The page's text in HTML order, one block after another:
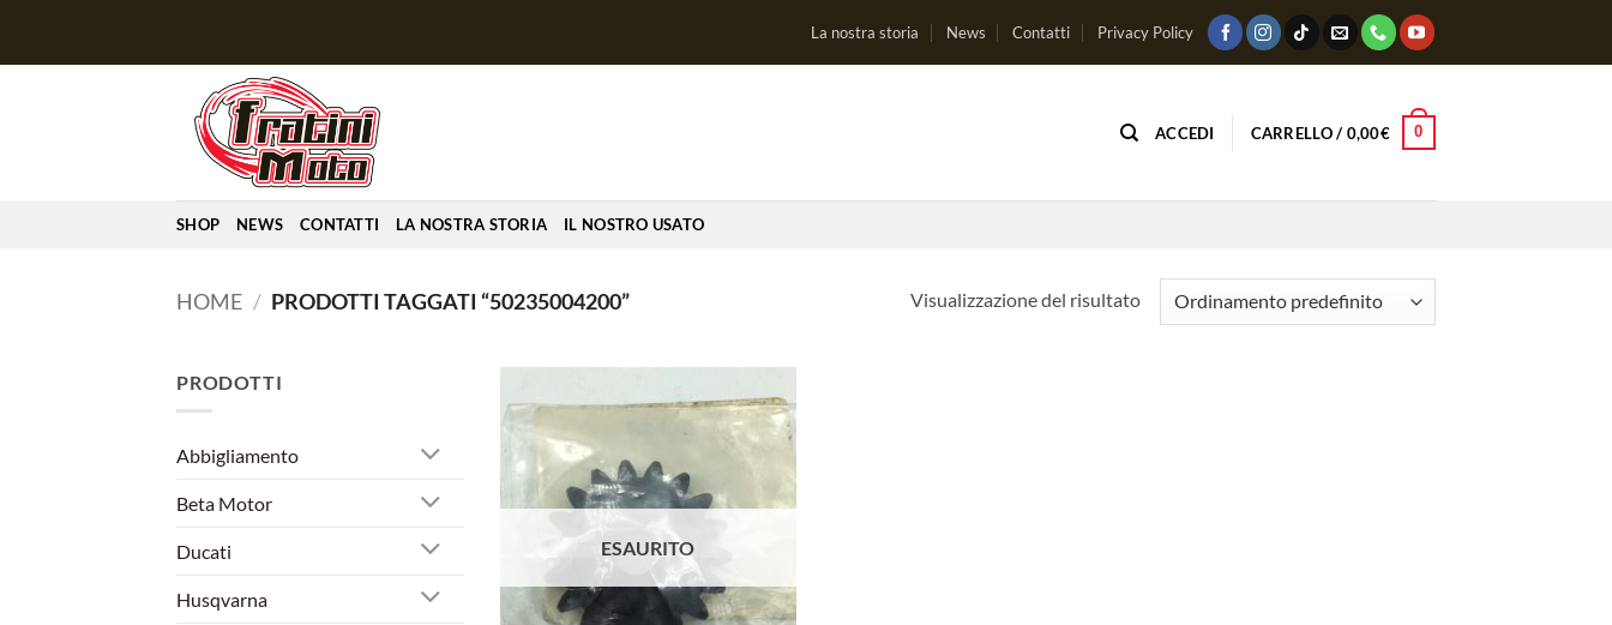
La nostra storia News Contatti Privacy Policy
ACCEDI CARRELLO / 0,00€ 0
SHOP NEWS CONTATTI LA NOSTRA STORIA IL NOSTRO USATO
HOME / PRODOTTI TAGGATI “50235004200” Visualizzazione del risultato
PRODOTTI
Abbigliamento
Beta Motor
Ducati
Husqvarna
Aggiungi
alla lista
ESAURITO